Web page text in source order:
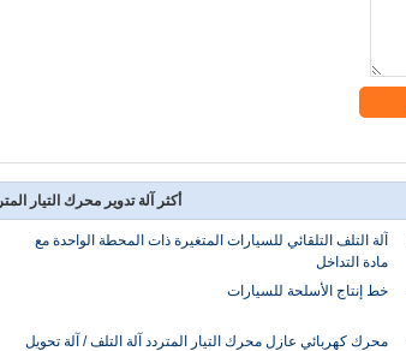
أكثر آلة تدوير محرك التيار
آلة التلف التلقائي للسيارات المتغيرة ذات المحطة الواحدة مع
مادة التداخل
خط إنتاج الأسلحة للسيارات
محرك كهربائي عازل محرك التيار المتردد آلة التلف / آلة تحويل